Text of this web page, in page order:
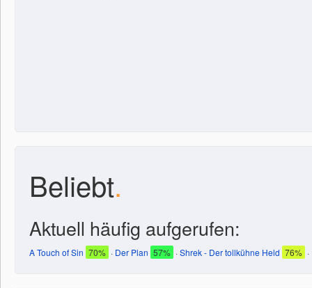
Beliebt.
Aktuell häufig aufgerufen:
A Touch of Sin 70% · Der Plan 57% ·Shrek - Der tollkühne Held 76% ·